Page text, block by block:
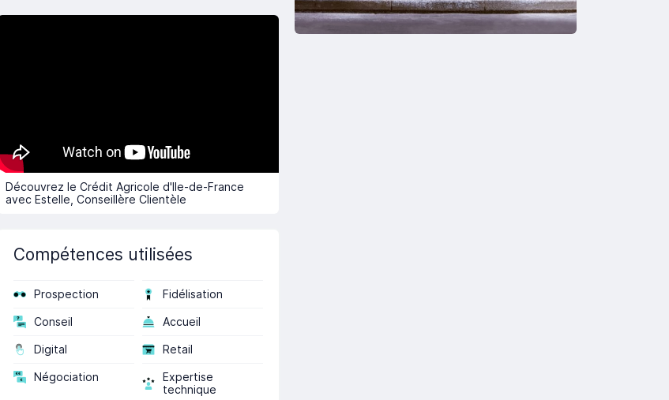
Découvrez le Crédit Agricole d'Ile-de-France
avec Estelle, Conseillère Clientèle
Compétences utilisées
Prospection Fidélisation
Conseil Accueil
Digital Retail
Négociation
Expertise
technique